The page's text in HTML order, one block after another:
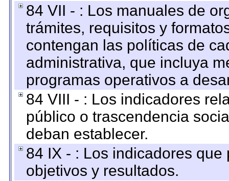
84 VII - : Los manuales de
trámites, requisitos y
contengan las políticas de
administrativa, que incluya
programas operativos a
84 VIII - : Los indicadores
público o trascendencia
deban establecer.
84 IX - : Los indicadores
objetivos y resultados.